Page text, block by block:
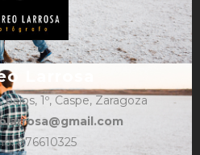
Larrosa
1º, Caspe, Zaragoza
876610325